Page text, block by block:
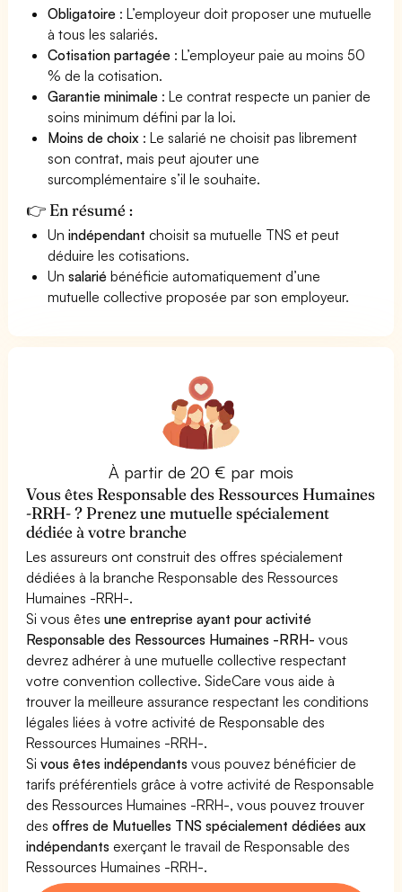
Obligatoire : L’employeur doit proposer une mutuelle
à tous les salariés.
Cotisation partagée : L’employeur paie au moins 50
% de la cotisation.
Garantie minimale : Le contrat respecte un panier de
soins minimum défini par la loi.
Moins de choix : Le salarié ne choisit pas librement
son contrat, mais peut ajouter une
surcomplémentaire s’il le souhaite.
👉 En résumé :
Unindépendant choisit sa mutuelle TNS et peut
déduire les cotisations.
Unsalarié bénéficie automatiquement d’une
mutuelle collective proposée par son employeur.
À partir de 20 € par mois
Vous êtes Responsable des Ressources Humaines
-RRH- ? Prenez une mutuelle spécialement
dédiée à votre branche
Les assureurs ont construit des offres spécialement
dédiées à la branche Responsable des Ressources
Humaines -RRH-.
Si vous êtesune entreprise ayant pour activité
Responsable des Ressources Humaines -RRH- vous
devrez adhérer à une mutuelle collective respectant
votre convention collective. SideCare vous aide à
trouver la meilleure assurance respectant les conditions
légales liées à votre activité de Responsable des
Ressources Humaines -RRH-.
Sivous êtes indépendants vous pouvez bénéficier de
tarifs préférentiels grâce à votre activité de Responsable
des Ressources Humaines -RRH-, vous pouvez trouver
desoffres de Mutuelles TNS spécialement dédiées aux
indépendants exerçant le travail de Responsable des
Ressources Humaines -RRH-.